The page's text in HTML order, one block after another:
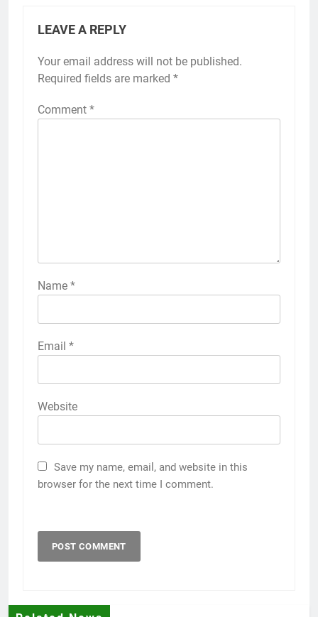
LEAVE A REPLY
Your email address will not be published.
Required fields are marked *
Comment *
Name *
Email *
Website
Save my name, email, and website in this
browser for the next time I comment.